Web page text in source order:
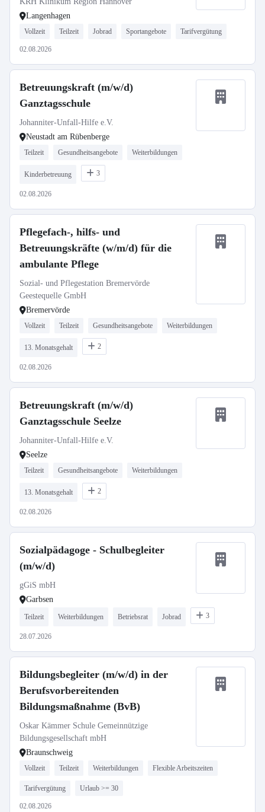
Langenhagen
Vollzeit Teilzeit Jobrad Sportangebote Tarifvergütung
02.08.2026
Betreuungskraft (m/w/d)
Ganztagsschule
Johanniter-Unfall-Hilfe e.V.
Neustadt am Rübenberge
Teilzeit Gesundheitsangebote Weiterbildungen
Kinderbetreuung 3
02.08.2026
Pflegefach-, hilfs- und
Betreuungskräfte (w/m/d) für die
ambulante Pflege
Sozial- und Pflegestation Bremervörde
Geestequelle GmbH
Bremervörde
Vollzeit Teilzeit Gesundheitsangebote Weiterbildungen
13. Monatsgehalt 2
02.08.2026
Betreuungskraft (m/w/d)
Ganztagsschule Seelze
Johanniter-Unfall-Hilfe e.V.
Seelze
Teilzeit Gesundheitsangebote Weiterbildungen
13. Monatsgehalt 2
02.08.2026
Sozialpädagoge - Schulbegleiter
(m/w/d)
gGiS mbH
Garbsen
Teilzeit Weiterbildungen Betriebsrat Jobrad 3
28.07.2026
Bildungsbegleiter (m/w/d) in der
Berufsvorbereitenden
Bildungsmaßnahme (BvB)
Oskar Kämmer Schule Gemeinnützige
Bildungsgesellschaft mbH
Braunschweig
Vollzeit Teilzeit Weiterbildungen Flexible Arbeitszeiten
Tarifvergütung Urlaub >= 30
02.08.2026